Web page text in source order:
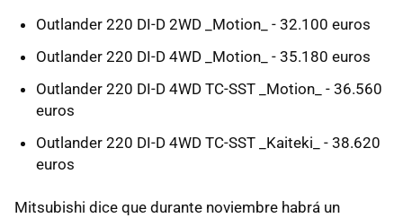
Outlander 220 DI-D 2WD _Motion_ - 32.100 euros
Outlander 220 DI-D 4WD _Motion_ - 35.180 euros
Outlander 220 DI-D 4WD TC-SST _Motion_ - 36.560
euros
Outlander 220 DI-D 4WD TC-SST _Kaiteki_ - 38.620
euros
Mitsubishi dice que durante noviembre habrá un